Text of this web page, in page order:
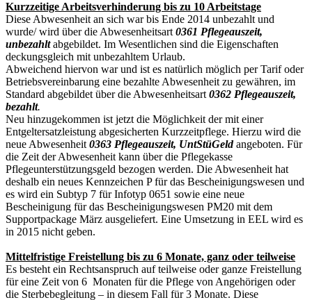
Kurzzeitige Arbeitsverhinderung bis zu 10 Arbeitstage
Diese Abwesenheit an sich war bis Ende 2014 unbezahlt und
wurde/ wird über die Abwesenheitsart 0361 Pflegeauszeit,
unbezahltabgebildet. Im Wesentlichen sind die Eigenschaften
deckungsgleich mit unbezahltem Urlaub.
Abweichend hiervon war und ist es natürlich möglich per Tarif oder
Betriebsvereinbarung eine bezahlte Abwesenheit zu gewähren, im
Standard abgebildet über die Abwesenheitsart 0362 Pflegeauszeit,
bezahlt.
Neu hinzugekommen ist jetzt die Möglichkeit der mit einer
Entgeltersatzleistung abgesicherten Kurzzeitpflege. Hierzu wird die
neue Abwesenheit 0363 Pflegeauszeit, UntStüGeld angeboten. Für
die Zeit der Abwesenheit kann über die Pflegekasse
Pflegeunterstützungsgeld bezogen werden. Die Abwesenheit hat
deshalb ein neues Kennzeichen P für das Bescheinigungswesen und
es wird ein Subtyp 7 für Infotyp 0651 sowie eine neue
Bescheinigung für das Bescheinigungswesen PM20 mit dem
Supportpackage März ausgeliefert. Eine Umsetzung in EEL wird es
in 2015 nicht geben.
Mittelfristige Freistellung bis zu 6 Monate, ganz oder teilweise
Es besteht ein Rechtsanspruch auf teilweise oder ganze Freistellung
für eine Zeit von 6 Monaten für die Pflege von Angehörigen oder
die Sterbebegleitung – in diesem Fall für 3 Monate. Diese